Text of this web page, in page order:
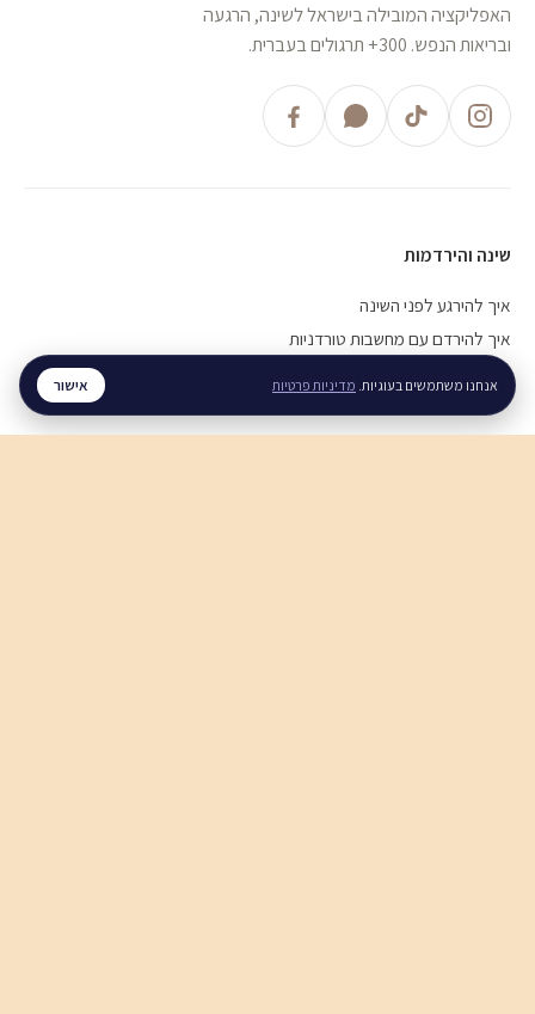
האפליקציה המובילה בישראל לשינה, הרגעה
ובריאות הנפש. 300+ תרגולים בעברית.
שינה והירדמות
איך להירגע לפני השינה
איך להירדם עם מחשבות טורדניות
חוסר שינה כרוני, מה עושים
אנחנו משתמשים בעוגיות. מדיניות פרטיות אישור